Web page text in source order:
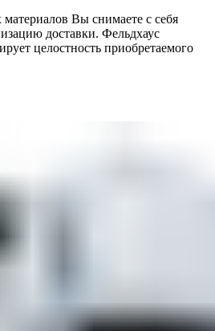
материалов Вы снимаете с себя
доставки. Фельдхаус
целостность приобретаемого